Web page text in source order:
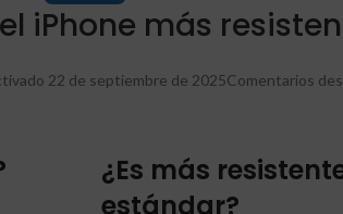
iPhone más
22 de septiembre de 2025Comentarios
¿Es más
estándar?